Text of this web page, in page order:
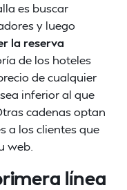
es buscar
y luego
la reserva
de los hoteles
de cualquier
inferior al que
cadenas optan
a los clientes que
web.
línea